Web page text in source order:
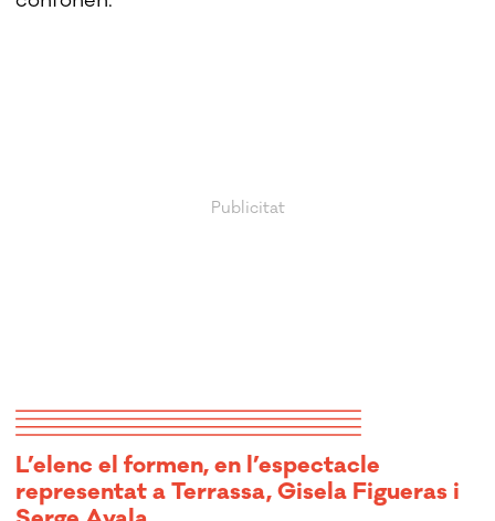
L’elenc el formen, en l’espectacle
representat a Terrassa, Gisela Figueras i